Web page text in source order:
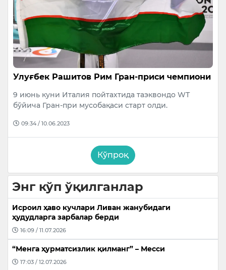
Улуғбек Рашитов Рим Гран-приси чемпиони
9 июнь куни Италия пойтахтида таэквондо WТ
бўйича Гран-при мусобақаси старт олди.
09:34 / 10.06.2023
Кўпроқ
Энг кўп ўқилганлар
Исроил ҳаво кучлари Ливан жанубидаги
ҳудудларга зарбалар берди
16:09 / 11.07.2026
“Менга ҳурматсизлик қилманг” – Месси
17:03 / 12.07.2026